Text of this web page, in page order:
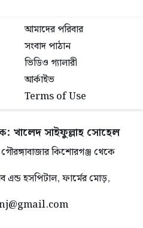
আমাদের পরিবার
সংবাদ পাঠান
ভিডিও গ্যালারী
আর্কাইভ
Terms of Use
খালেদ সাইফুল্লাহ সোহেল
গৌরঙ্গাবাজার কিশোরগঞ্জ থেকে
এন্ড হসপিটাল, ফার্মের মোড়,